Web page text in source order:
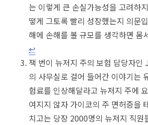
는 이렇게 큰 손실가능성을 고려하
떻게 그토록 빨리 성장했는지 의문
해에 손해를 볼 규모를 생각하면 몸
↩︎
잭 번이 뉴저지 주의 보험 담당자
의 사무실로 걸어 들어간 이야기는
험료를 인상해달라고 뉴저지 주에
여지지 않자 가이코의 주 면허증을
치고는 당장 2000명의 뉴저지 직원